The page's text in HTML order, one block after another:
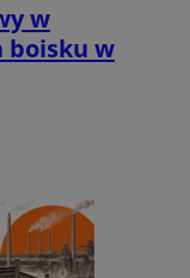
w
boisku w